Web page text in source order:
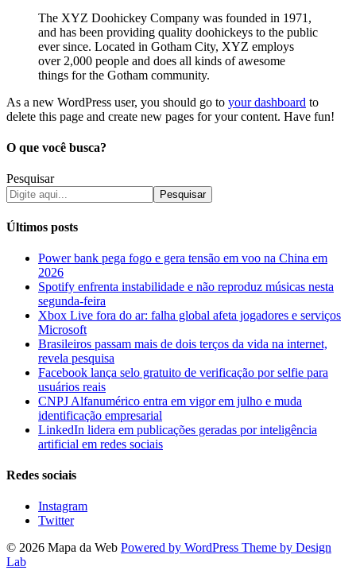
The XYZ Doohickey Company was founded in 1971,
and has been providing quality doohickeys to the public
ever since. Located in Gotham City, XYZ employs
over 2,000 people and does all kinds of awesome
things for the Gotham community.
As a new WordPress user, you should go to your dashboard to
delete this page and create new pages for your content. Have fun!
O que você busca?
Pesquisar
Pesquisar
Últimos posts
Power bank pega fogo e gera tensão em voo na China em
2026
Spotify enfrenta instabilidade e não reproduz músicas nesta
segunda-feira
Xbox Live fora do ar: falha global afeta jogadores e serviços
Microsoft
Brasileiros passam mais de dois terços da vida na internet,
revela pesquisa
Facebook lança selo gratuito de verificação por selfie para
usuários reais
CNPJ Alfanumérico entra em vigor em julho e muda
identificação empresarial
LinkedIn lidera em publicações geradas por inteligência
artificial em redes sociais
Redes sociais
Instagram
Twitter
© 2026 Mapa da Web Powered by WordPress Theme by Design
Lab